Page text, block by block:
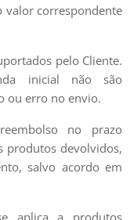
valor correspondente
pelo Cliente.
inicial não são
ou erro no envio.
no prazo
produtos devolvidos,
salvo acordo em
aplica a produtos